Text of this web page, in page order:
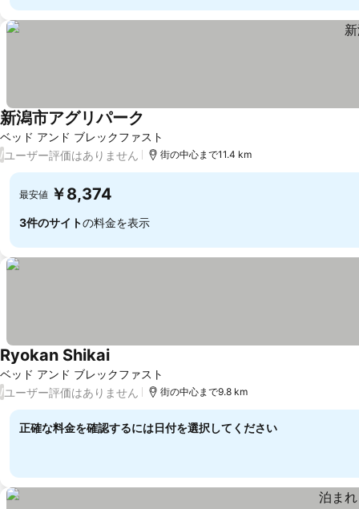
ベッド アンド ブレックファスト
新潟市アグリパーク
/ユーザー評価はありません 街の中心まで11.4 km
最安値 ￥8,374
3件のサイトの料金を表示
ベッド アンド ブレックファスト
Ryokan Shikai料金を表示
/ユーザー評価はありません 街の中心まで9.8 km
正確な料金を確認するには日付を選択してください